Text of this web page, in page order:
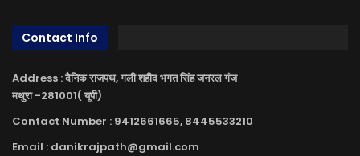
Contact Info
Address : दैनिक राजपथ, गली शहीद भगत सिंह जनरल गंज
मथुरा -281001( यूपी)
Contact Number : 9412661665, 8445533210
Email : danikrajpath@gmail.com